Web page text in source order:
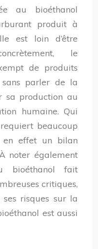
au bioéthanol
produit à
est loin d’être
le
de produits
sans parler de la
sa production au
humaine. Qui
beaucoup
en effet un bilan
noter également
bioéthanol fait
critiques,
risques sur la
est aussi